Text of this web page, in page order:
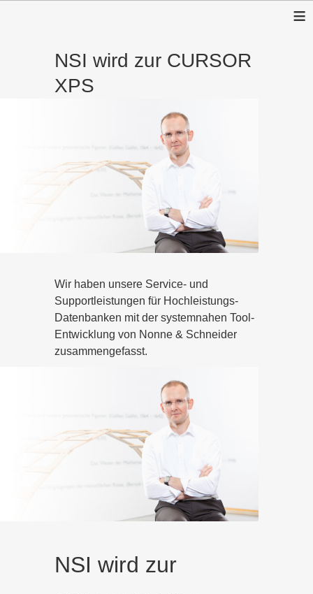
≡
NSI wird zur CURSOR
XPS
Wir haben unsere Service- und
Supportleistungen für Hochleistungs-
Datenbanken mit der systemnahen Tool-
Entwicklung von Nonne & Schneider
zusammengefasst.
NSI wird zur